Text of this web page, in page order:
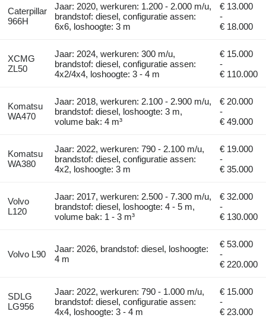
Caterpillar
966H
Jaar: 2020, werkuren: 1.200 - 2.000 m/u,
brandstof: diesel, configuratie assen:
6x6, loshoogte: 3 m
€ 13.000
-
€ 18.000
XCMG
ZL50
Jaar: 2024, werkuren: 300 m/u,
brandstof: diesel, configuratie assen:
4x2/4x4, loshoogte: 3 - 4 m
€ 15.000
-
€ 110.000
Komatsu
WA470
Jaar: 2018, werkuren: 2.100 - 2.900 m/u,
brandstof: diesel, loshoogte: 3 m,
volume bak: 4 m³
€ 20.000
-
€ 49.000
Komatsu
WA380
Jaar: 2022, werkuren: 790 - 2.100 m/u,
brandstof: diesel, configuratie assen:
4x2, loshoogte: 3 m
€ 19.000
-
€ 35.000
Volvo
L120
Jaar: 2017, werkuren: 2.500 - 7.300 m/u,
brandstof: diesel, loshoogte: 4 - 5 m,
volume bak: 1 - 3 m³
€ 32.000
-
€ 130.000
Volvo L90
Jaar: 2026, brandstof: diesel, loshoogte:
4 m
€ 53.000
-
€ 220.000
SDLG
LG956
Jaar: 2022, werkuren: 790 - 1.000 m/u,
brandstof: diesel, configuratie assen:
4x4, loshoogte: 3 - 4 m
€ 15.000
-
€ 23.000